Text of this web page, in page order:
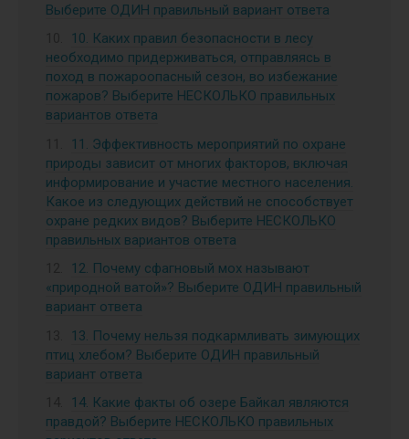
Выберите ОДИН правильный вариант ответа
10. Каких правил безопасности в лесу
необходимо придерживаться, отправляясь в
поход в пожароопасный сезон, во избежание
пожаров? Выберите НЕСКОЛЬКО правильных
вариантов ответа
11. Эффективность мероприятий по охране
природы зависит от многих факторов, включая
информирование и участие местного населения.
Какое из следующих действий не способствует
охране редких видов? Выберите НЕСКОЛЬКО
правильных вариантов ответа
12. Почему сфагновый мох называют
«природной ватой»? Выберите ОДИН правильный
вариант ответа
13. Почему нельзя подкармливать зимующих
птиц хлебом? Выберите ОДИН правильный
вариант ответа
14. Какие факты об озере Байкал являются
правдой? Выберите НЕСКОЛЬКО правильных